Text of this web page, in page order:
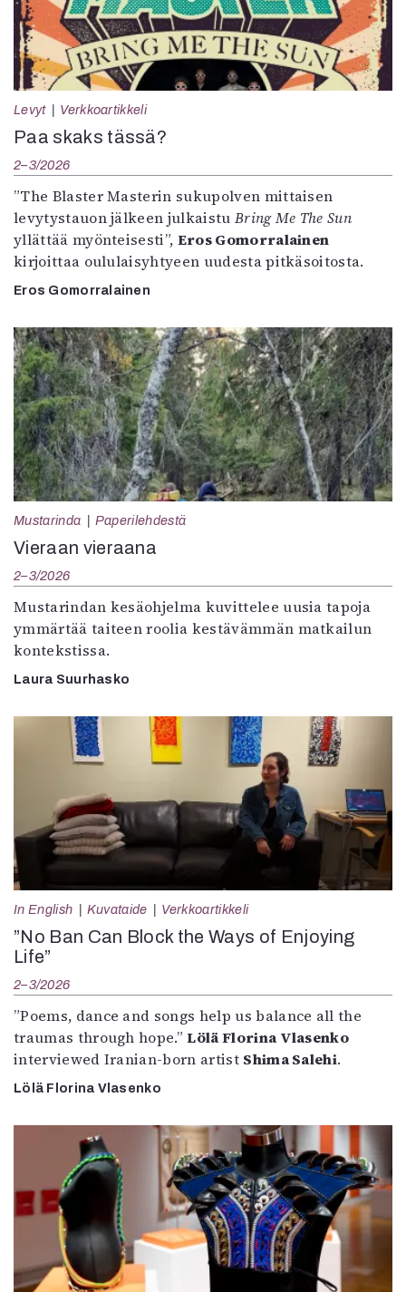
Levyt Verkkoartikkeli
Paa skaks tässä?
2–3/2026
”The Blaster Masterin sukupolven mittaisen
levytystauon jälkeen julkaistu Bring Me The Sun
yllättää myönteisesti”, Eros Gomorralainen
kirjoittaa oululaisyhtyeen uudesta pitkäsoitosta.
Eros Gomorralainen
Mustarinda Paperilehdestä
Vieraan vieraana
2–3/2026
Mustarindan kesäohjelma kuvittelee uusia tapoja
ymmärtää taiteen roolia kestävämmän matkailun
kontekstissa.
Laura Suurhasko
In English Kuvataide Verkkoartikkeli
”No Ban Can Block the Ways of Enjoying
Life”
2–3/2026
”Poems, dance and songs help us balance all the
traumas through hope.”Lölä Florina Vlasenko
interviewed Iranian-born artist Shima Salehi.
Lölä Florina Vlasenko